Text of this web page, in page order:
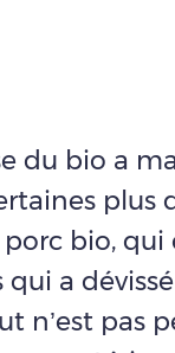
du bio a
plus
porc bio,
a
n’est pas